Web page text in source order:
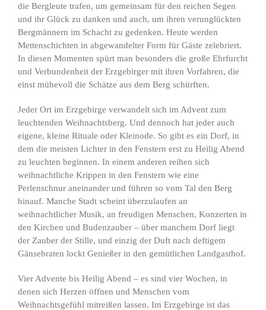
die Bergleute trafen, um gemeinsam für den reichen Segen
und ihr Glück zu danken und auch, um ihren verunglückten
Bergmännern im Schacht zu gedenken. Heute werden
Mettenschichten in abgewandelter Form für Gäste zelebriert.
In diesen Momenten spürt man besonders die große Ehrfurcht
und Verbundenheit der Erzgebirger mit ihren Vorfahren, die
einst mühevoll die Schätze aus dem Berg schürften.
Jeder Ort im Erzgebirge verwandelt sich im Advent zum
leuchtenden Weihnachtsberg. Und dennoch hat jeder auch
eigene, kleine Rituale oder Kleinode. So gibt es ein Dorf, in
dem die meisten Lichter in den Fenstern erst zu Heilig Abend
zu leuchten beginnen. In einem anderen reihen sich
weihnachtliche Krippen in den Fenstern wie eine
Perlenschnur aneinander und führen so vom Tal den Berg
hinauf. Manche Stadt scheint überzulaufen an
weihnachtlicher Musik, an freudigen Menschen, Konzerten in
den Kirchen und Budenzauber – über manchem Dorf liegt
der Zauber der Stille, und einzig der Duft nach deftigem
Gänsebraten lockt Genießer in den gemütlichen Landgasthof.
Vier Advente bis Heilig Abend – es sind vier Wochen, in
denen sich Herzen öffnen und Menschen vom
Weihnachtsgefühl mitreißen lassen. Im Erzgebirge ist das